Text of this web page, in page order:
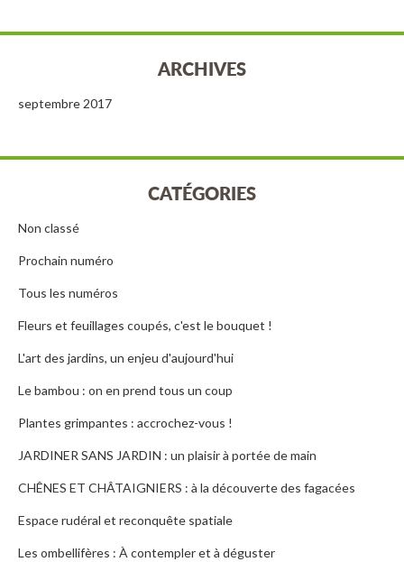
ARCHIVES
septembre 2017
CATÉGORIES
Non classé
Prochain numéro
Tous les numéros
Fleurs et feuillages coupés, c'est le bouquet !
L'art des jardins, un enjeu d'aujourd'hui
Le bambou : on en prend tous un coup
Plantes grimpantes : accrochez-vous !
JARDINER SANS JARDIN : un plaisir à portée de main
CHÊNES ET CHÂTAIGNIERS : à la découverte des fagacées
Espace rudéral et reconquête spatiale
Les ombellifères : À contempler et à déguster